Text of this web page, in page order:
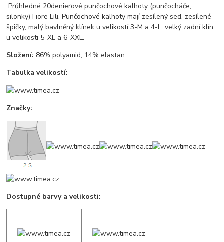
Průhledné 20denierové punčochové kalhoty (punčocháče,
silonky) Fiore Lili. Punčochové kalhoty mají zesílený sed, zesílené
špičky, malý bavlněný klínek u velikostí 3-M a 4-L, velký zadní klín
u velikosti 5-XL a 6-XXL.
Složení: 86% polyamid, 14% elastan
Tabulka velikostí:
Značky:
Dostupné barvy a velikosti: